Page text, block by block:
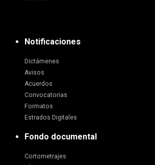
Notificaciones
Dictámenes
Avisos
Acuerdos
Convocatorias
Formatos
Estrados Digitales
Fondo documental
Cortometrajes